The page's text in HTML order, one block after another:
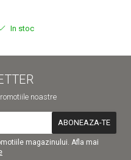
In stoc
noastre
magazinului. Afla mai